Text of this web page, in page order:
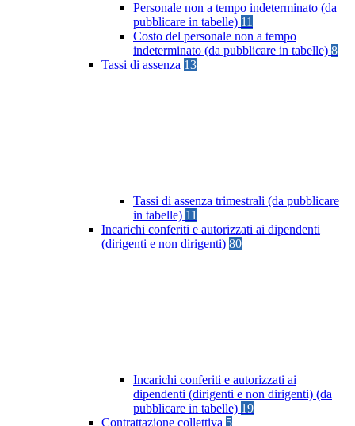
Personale non a tempo indeterminato (da
pubblicare in tabelle) 11
Costo del personale non a tempo
indeterminato (da pubblicare in tabelle) 8
Tassi di assenza 13
Tassi di assenza trimestrali (da pubblicare
in tabelle) 11
Incarichi conferiti e autorizzati ai dipendenti
(dirigenti e non dirigenti) 80
Incarichi conferiti e autorizzati ai
dipendenti (dirigenti e non dirigenti) (da
pubblicare in tabelle) 19
Contrattazione collettiva 5